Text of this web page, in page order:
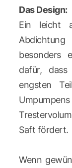
Das Design:
Ein leicht
besonders
dafür,
engsten
Saft fördert.
Wenn